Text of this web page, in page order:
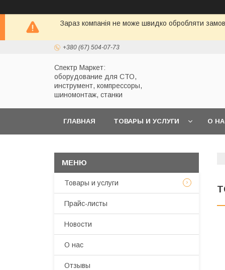
Зараз компанія не може швидко обробляти
+380 (67) 504-07-73
Спектр Маркет:
оборудование для СТО,
инструмент, компрессоры,
шиномонтаж, станки
ГЛАВНАЯ ТОВАРЫ И УСЛУГИ О
Товары и услуги
Прайс-листы
Новости
О нас
Отзывы